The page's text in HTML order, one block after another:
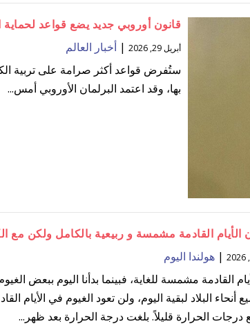
قانون أوروبي جديد يضع قواعد
أبريل 29, 2026 | أخبار العالم
ستُفرض قواعد أكثر صرامة على تربية
بها، وقد اعتمد البرلمان الأوروبي أمس...
القادمة مشمسة و ربيعية بالكامل ولكن مع
|هولندا اليوم
القادمة مشمسة للغاية، فبينما بدأنا اليوم ببعض
أنحاء البلاد لبقية اليوم، ولن تعود الغيوم في الأيام
درجات الحرارة قليلاً. بلغت درجة الحرارة بعد ظهر...